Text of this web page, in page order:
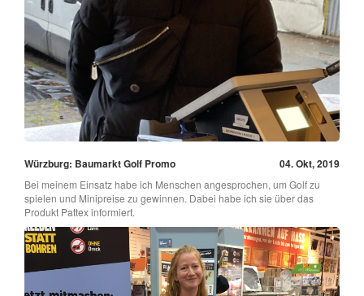
Würzburg: Baumarkt Golf Promo 04. Okt, 2019
Bei meinem Einsatz habe ich Menschen angesprochen, um Golf zu
spielen und Minipreise zu gewinnen. Dabei habe ich sie über das
Produkt Pattex informiert.